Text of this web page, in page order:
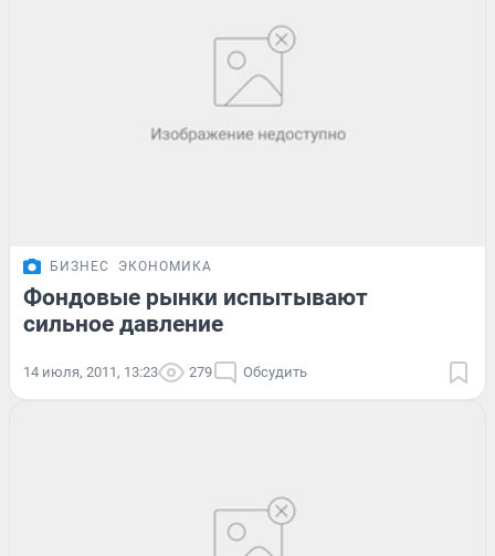
БИЗНЕС ЭКОНОМИКА
Фондовые рынки испытывают
сильное давление
14 июля, 2011, 13:23 279 Обсудить